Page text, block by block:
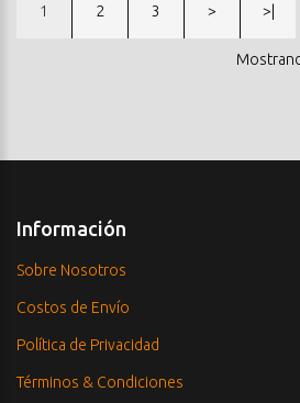
1 2 3 > >|
Información
Sobre Nosotros
Costos de Envío
Política de Privacidad
Términos & Condiciones